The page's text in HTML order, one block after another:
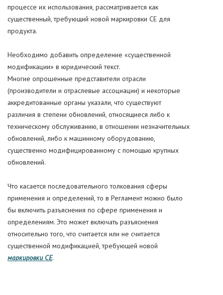
процессе их использования, рассматривается как
существенный, требующий новой маркировки CE для
продукта.
Необходимо добавить определение «существенной
модификации» в юридический текст.
Многие опрошенные представители отрасли
(производители и отраслевые ассоциации) и некоторые
аккредитованные органы указали, что существуют
различия в степени обновлений, относящиеся либо к
техническому обслуживанию, в отношении незначительных
обновлений, либо к машинному оборудованию,
существенно модифицированному с помощью крупных
обновлений.
Что касается последовательного толкования сферы
применения и определений, то в Регламент можно было
бы включить разъяснения по сфере применения и
определениям. Это может включать разъяснения
относительно того, что считается или не считается
существенной модификацией, требующей новой
маркировки CE.